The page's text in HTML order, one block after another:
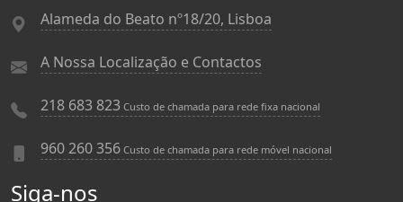
Alameda do Beato nº18/20, Lisboa
A Nossa Localização e Contactos
218 683 823 Custo de chamada para rede fixa nacional
960 260 356 Custo de chamada para rede móvel nacional
Siga-nos